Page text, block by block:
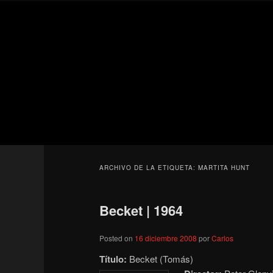
ARCHIVO DE LA ETIQUETA:MARTITA HUNT
Becket | 1964
Posted on 16 diciembre 2008 porCarlos
Título: Becket (Tomás)